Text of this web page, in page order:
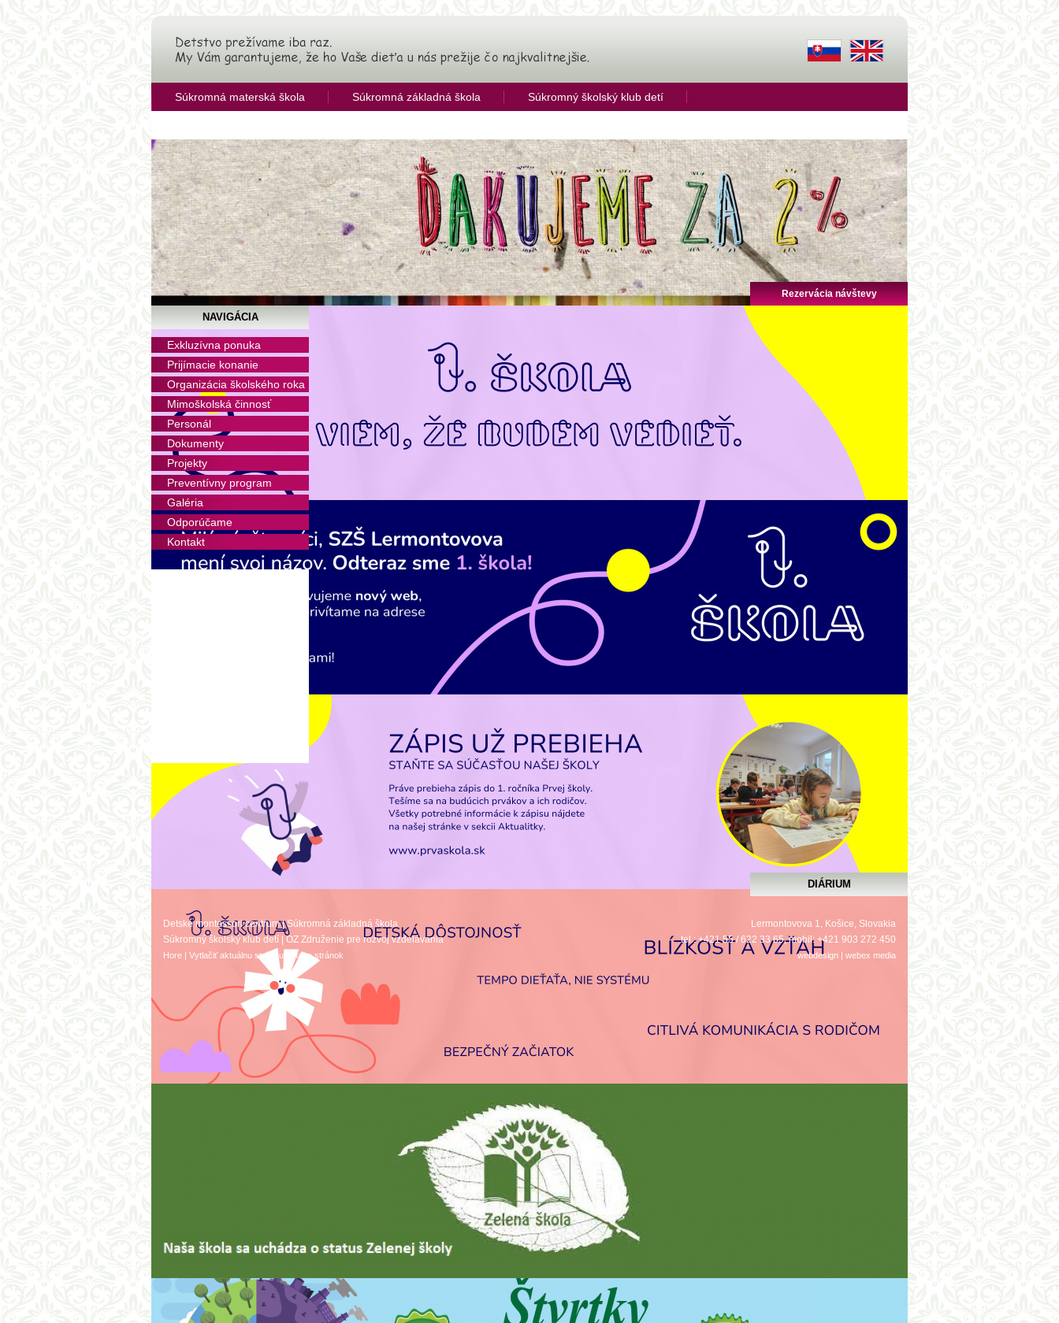
Súkromná materská škola Súkromná základná škola Súkromný školský klub detí
Rezervácia návštevy
NAVIGÁCIA
Exkluzívna ponuka
Prijímacie konanie
Organizácia školského roka
Mimoškolská činnosť
Personál
Dokumenty
Projekty
Preventívny program
Galéria
Odporúčame
Kontakt
Škola dbá na pravidelný pitný režim. Vo svojej koncepcii vedie žiakov k jeho osvojeniu
a dodržiavaniu ako súčasť pestovania zdravého životného štýlu. Každé dieťa má v osobnom
boxe svoj pohár (zabezpečuje škola + údržba). Deti majú k dispozícii čistú vodu izbovej teploty
jedálneho lístka
, predškoláci a prváci aj nesladený čaj, čistú ovocnú šťavu
bez konzervantov a
sladidiel.
pestrej a hodnotnej stravy a pravidelným prijímaním tekutín (aj deti, ktoré si stravu nosia z domu
Poplatok za stravu je položka, ktorú uhrádza zákonný zástupca žiaka vždy k 1. dňu
Slávnostné ukončenie šk.
roka 2025/2026
30. júna 2026 utorok
Prázdninový školský klub
Zápis do prvého ročníka
Na školský rok 2026/2027
DIÁRIUM
Lermontovova 1, Košice, Slovakia
tel.: +421 55 / 622 33 65, mobil: +421 903 272 450
Detské montessori centrum| Súkromná základná škola
Súkromný školský klub detí
OZ Združenie pre rozvoj vzdelávania
Hore | Vytlačiť aktuálnu stránku Mapa stránok webdesign | webex media